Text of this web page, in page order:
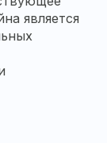
является